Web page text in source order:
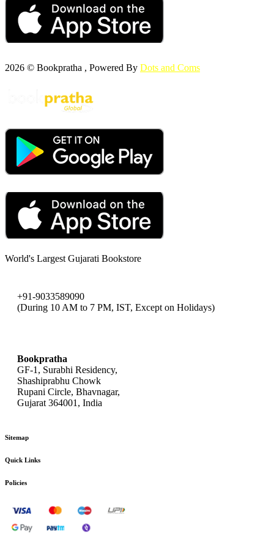
2026 © Bookpratha , Powered By Dots and Coms
World's Largest Gujarati Bookstore
+91-9033589090
(During 10 AM to 7 PM, IST, Except on Holidays)
Bookpratha
GF-1, Surabhi Residency,
Shashiprabhu Chowk
Rupani Circle, Bhavnagar,
Gujarat 364001, India
Sitemap
Quick Links
Policies